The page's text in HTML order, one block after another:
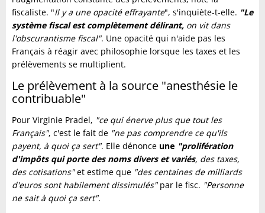
fiscaliste. "Il y a une opacité effrayante", s'inquiète-t-elle. "Le
système fiscal est complètement délirant, on vit dans
l'obscurantisme fiscal". Une opacité qui n'aide pas les
Français à réagir avec philosophie lorsque les taxes et les
prélèvements se multiplient.
Le prélèvement à la source "anesthésie le
contribuable"
Pour Virginie Pradel, "ce qui énerve plus que tout les
Français", c'est le fait de "ne pas comprendre ce qu'ils
payent, à quoi ça sert". Elle dénonce une "prolifération
d'impôts qui porte des noms divers et variés, des taxes,
des cotisations"et estime que "des centaines de milliards
d'euros sont habilement dissimulés"par le fisc. "Personne
ne sait à quoi ça sert".